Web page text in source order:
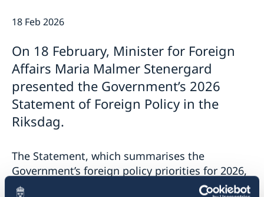
18 Feb 2026
On 18 February, Minister for Foreign
Affairs Maria Malmer Stenergard
presented the Government’s 2026
Statement of Foreign Policy in the
Riksdag.
The Statement, which summarises the
Government’s foreign policy priorities for 2026,
contains a number of focus areas: